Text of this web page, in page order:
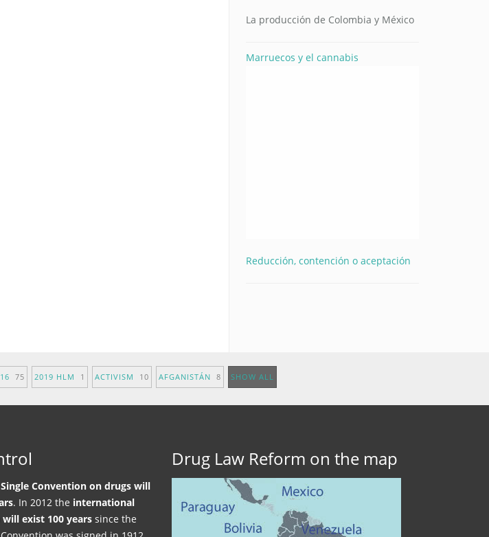
La producción de Colombia y México
Marruecos y el cannabis
Reducción, contención o aceptación
75 2019 HLM 1 ACTIVISM 10 AFGANISTÁN 8 SHOW ALL
Single Convention on drugs will
. In 2012 the international
exist 100 years since the
Drug Law Reform on the map